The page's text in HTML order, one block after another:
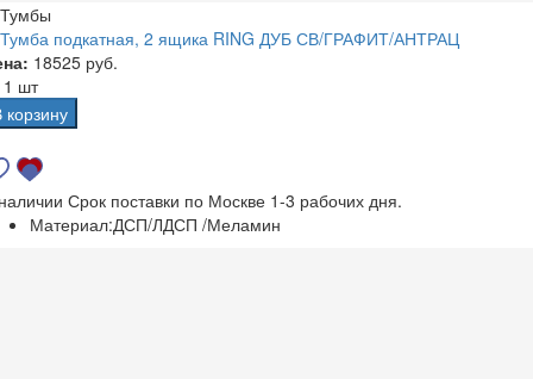
Тумбы
Тумба подкатная, 2 ящика RING ДУБ СВ/ГРАФИТ/АНТРАЦ
18525 руб.
1 шт
корзину
Срок поставки по Москве 1-3 рабочих дня.
Материал:ДСП/ЛДСП /Меламин